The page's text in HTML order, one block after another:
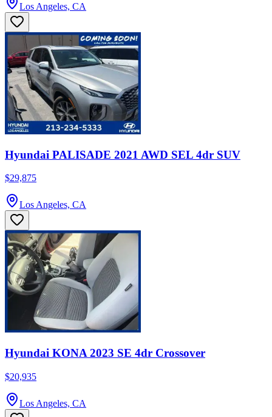
Los Angeles, CA
Hyundai PALISADE 2021 AWD SEL 4dr SUV
$29,875
Los Angeles, CA
Hyundai KONA 2023 SE 4dr Crossover
$20,935
Los Angeles, CA